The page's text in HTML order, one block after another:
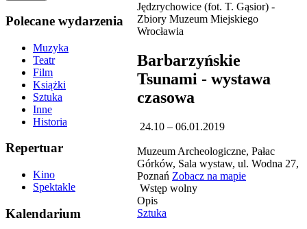
Polecane wydarzenia
Muzyka
Teatr
Film
Książki
Sztuka
Inne
Historia
Repertuar
Kino
Spektakle
Kalendarium
Barbarzyńskie
Tsunami - wystawa
czasowa
24.10 – 06.01.2019
Muzeum Archeologiczne, Pałac
Górków, Sala wystaw, ul. Wodna 27,
Poznań Zobacz na mapie
Wstęp wolny
Opis
Sztuka